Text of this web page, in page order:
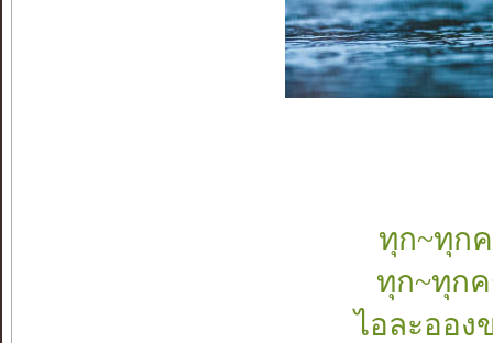
ทุก~ทุก
ทุก~ทุก
ไอละออง